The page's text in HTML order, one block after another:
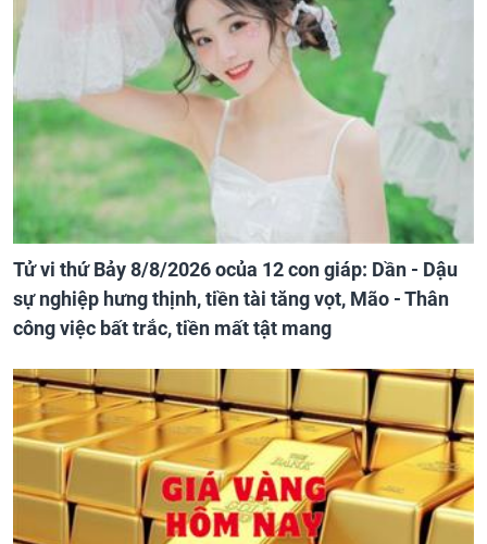
Tử vi thứ Bảy 8/8/2026 ocủa 12 con giáp: Dần - Dậu
sự nghiệp hưng thịnh, tiền tài tăng vọt, Mão - Thân
công việc bất trắc, tiền mất tật mang